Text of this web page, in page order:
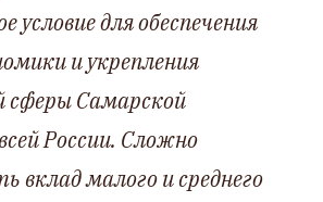
условие для обеспечения
и укрепления
сферы Самарской
России. Сложно
вклад малого и среднего